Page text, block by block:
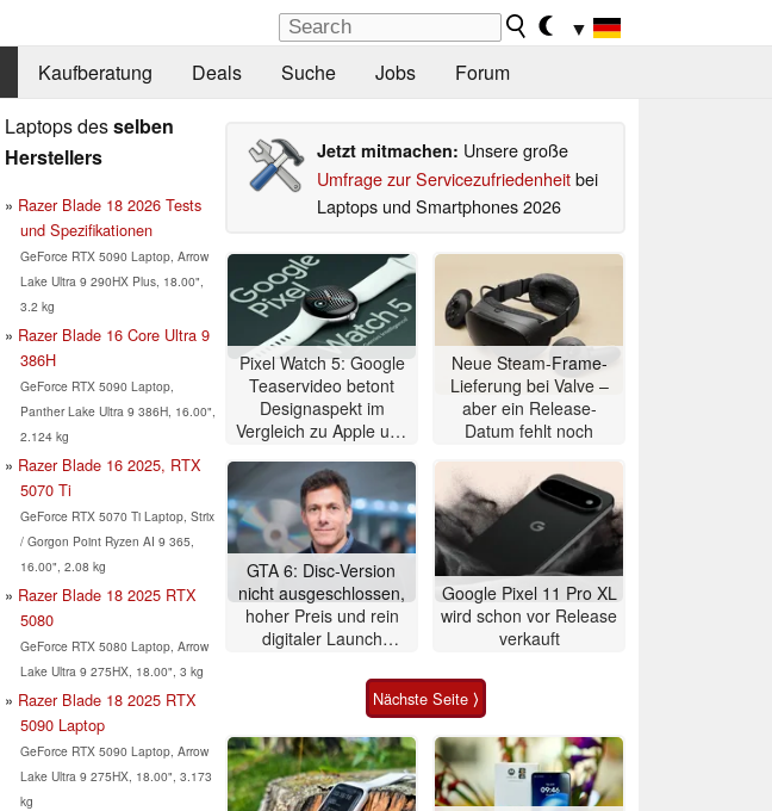
▼
Kaufberatung Deals Suche Jobs Forum
Laptops desselben
Herstellers
Razer Blade 18 2026 Tests
und Spezifikationen
GeForce RTX 5090 Laptop, Arrow
Lake Ultra 9 290HX Plus, 18.00",
3.2 kg
Razer Blade 16 Core Ultra 9
386H
GeForce RTX 5090 Laptop,
Panther Lake Ultra 9 386H, 16.00",
2.124 kg
Razer Blade 16 2025, RTX
5070 Ti
GeForce RTX 5070 Ti Laptop, Strix
/ Gorgon Point Ryzen AI 9 365,
16.00", 2.08 kg
Razer Blade 18 2025 RTX
5080
GeForce RTX 5080 Laptop, Arrow
Lake Ultra 9 275HX, 18.00", 3 kg
Razer Blade 18 2025 RTX
5090 Laptop
GeForce RTX 5090 Laptop, Arrow
Lake Ultra 9 275HX, 18.00", 3.173
kg
Jetzt mitmachen: Unsere große
Umfrage zur Servicezufriedenheitbei
Laptops und Smartphones 2026
Pixel Watch 5: Google
Teaservideo betont
Designaspekt im
Vergleich zu Apple und
Neue Steam-Frame-
Lieferung bei Valve –
aber ein Release-
Datum fehlt noch
GTA 6: Disc-Version
nicht ausgeschlossen,
hoher Preis und rein
digitaler Launch
Google Pixel 11 Pro XL
wird schon vor Release
verkauft
Nächste Seite ⟩